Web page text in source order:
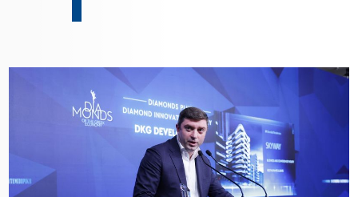
ΕΛΛ
ENG
РУС
Επικοινωνία